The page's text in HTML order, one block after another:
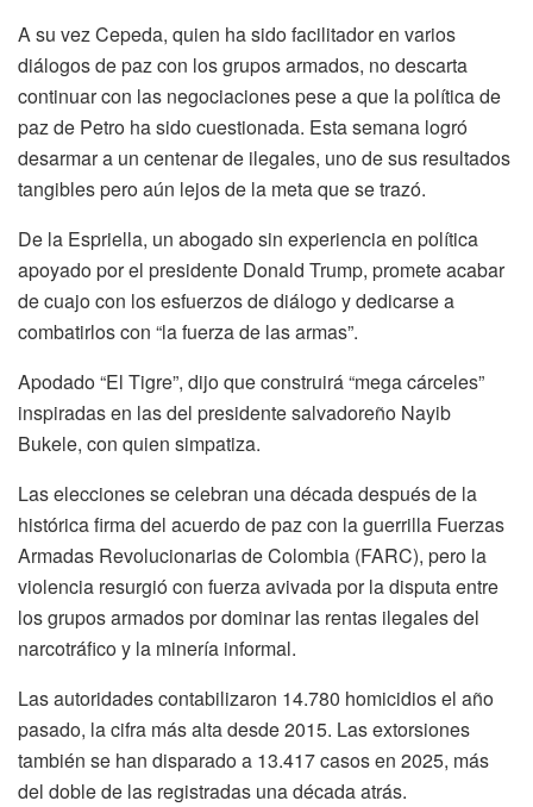
A su vez Cepeda, quien ha sido facilitador en varios
diálogos de paz con los grupos armados, no descarta
continuar con las negociaciones pese a que la política de
paz de Petro ha sido cuestionada. Esta semana logró
desarmar a un centenar de ilegales, uno de sus resultados
tangibles pero aún lejos de la meta que se trazó.
De la Espriella, un abogado sin experiencia en política
apoyado por el presidente Donald Trump, promete acabar
de cuajo con los esfuerzos de diálogo y dedicarse a
combatirlos con “la fuerza de las armas”.
Apodado “El Tigre”, dijo que construirá “mega cárceles”
inspiradas en las del presidente salvadoreño Nayib
Bukele, con quien simpatiza.
Las elecciones se celebran una década después de la
histórica firma del acuerdo de paz con la guerrilla Fuerzas
Armadas Revolucionarias de Colombia (FARC), pero la
violencia resurgió con fuerza avivada por la disputa entre
los grupos armados por dominar las rentas ilegales del
narcotráfico y la minería informal.
Las autoridades contabilizaron 14.780 homicidios el año
pasado, la cifra más alta desde 2015. Las extorsiones
también se han disparado a 13.417 casos en 2025, más
del doble de las registradas una década atrás.